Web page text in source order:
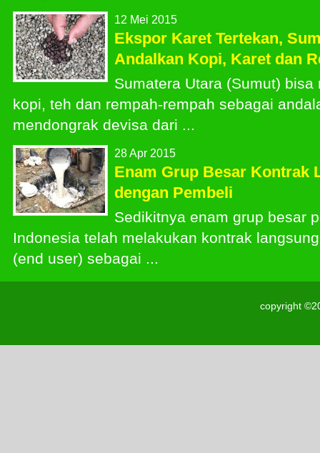
12 Mei 2015
Ekspor Karet Tertekan,
Andalkan Kopi, Karet dan
Sumatera Utara (Sumut) bisa
kopi, teh dan rempah-rempah sebagai
mendongrak devisa dari ...
28 Apr 2015
Enam Grup Besar Kontrak
dengan Pembeli
Sedikitnya enam grup besar
Indonesia telah melakukan kontrak
(end user) sebagai ...
copyright